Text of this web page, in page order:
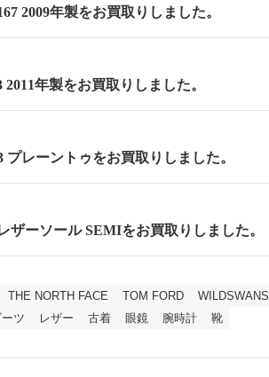
2009年製をお買取りしました。
年製をお買取りしました。
プレーントゥをお買取りしました。
ザーソール SEMIをお買取りしました。
THE NORTH FACE TOM FORD WILDSWANS
ーツ レザー 古着 眼鏡 腕時計 靴